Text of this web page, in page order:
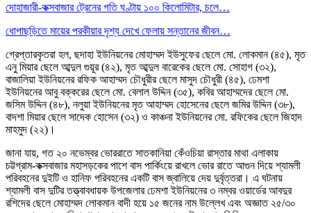
দোহাজারী-কক্সবাজার ট্রেনের গতি ঘণ্টায় ১০০ কিলোমিটার, চলে…
ধোপাছড়িতে মায়ের পরকীয়ার দৃশ্য দেখে ফেলায় সন্তানের জীবন…
গ্রেপ্তারকৃতরা হল, ছদাহা ইউনিয়নের মোহাম্মদ ইউসুফের ছেলে মো. লোকমান (৪৫), মৃত
এনু মিয়ার ছেলে আব্দুল গুয়ূর (৪২), মৃত আব্দুল বারেকের ছেলে মো. সোহাগ (৩২),
বাজালিয়া ইউনিয়নের রফিক আহাম্মদ চৌধুরীর ছেলে মাসুদ চৌধুরী (৪৫), ঢেমশা
ইউনিয়নের আবু বক্করের ছেলে মো. বেলাল উদ্দিন (৩৫), কবির আহাম্মদের ছেলে মো.
জসিম উদ্দিন (৪৮), নলুয়া ইউনিয়নের মৃত আহাম্মদ হোসেনের ছেলে জমির উদ্দিন (৩৮),
বাদশা মিয়ার ছেলে সাদেক হোসেন (৩২) ও কাঞ্চনা ইউনিয়নের মো. রফিকের ছেলে জিহাদ
মাহমুদ (২২)।
জানা যায়, গত ২০ নভেম্বর ভোররাতে সাতকানিয়া কেঁওচিয়া রাস্তার মাথা এলাকায়
চট্টগ্রাম-কক্সবাজার মহাসড়কের পাশে বাস পার্কিংয়ে রাখলে ভোর রাতে আগুন দিয়ে শ্যামলী
পরিবহনের দুইটি ও হানিফ পরিবহনের একটি বাস জ্বালিয়ে দেয় দুর্বৃত্তরা। এ ঘটনায়
শ্যামলী বাস দুটির তত্ত্বাবধায়ক উপজেলার ঢেমশা ইউনিয়নের ৩ নম্বর ওয়ার্ডের আবদুর
রশিদের ছেলে মোহাম্মদ লোকমান বাদী হয়ে ১৫ জনের নাম উল্লেখ এবং অজ্ঞাত ২৫/৩০